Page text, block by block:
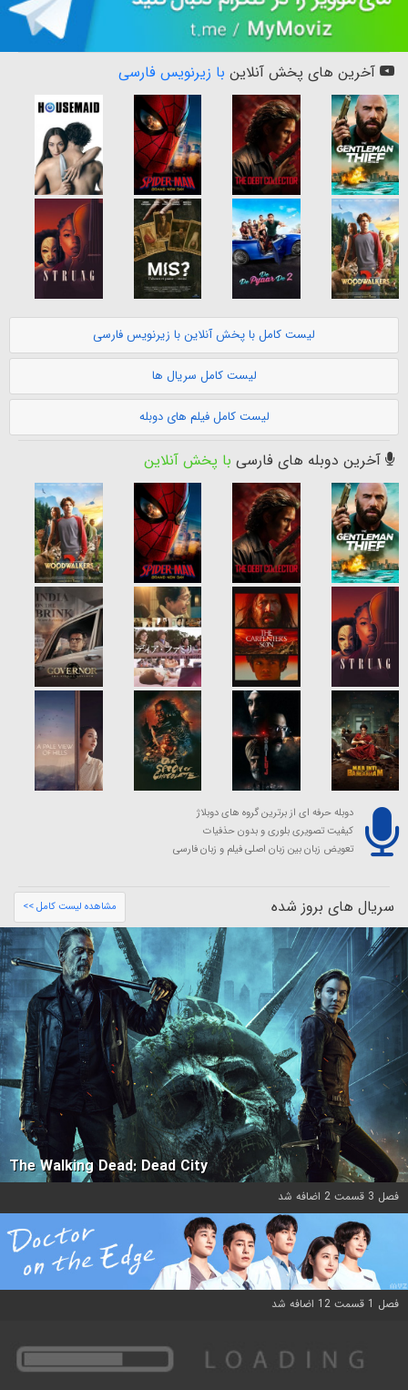
آخرین های پخش آنلاین با زیرنویس فارسی
لیست کامل با پخش آنلاین با زیرنویس فارسی
لیست کامل سریال ها
لیست کامل فیلم های دوبله
آخرین دوبله های فارسی با پخش آنلاین
دوبله حرفه ای از برترین گروه های دوبلاژ
کیفیت تصویری بلوری و بدون حذفیات
تعویض زبان بین زبان اصلی فیلم و زبان فارسی
سریال های بروز شده مشاهده لیست کامل >>
The Walking Dead: Dead City
فصل 3 قسمت 2 اضافه شد
فصل 1 قسمت 12 اضافه شد